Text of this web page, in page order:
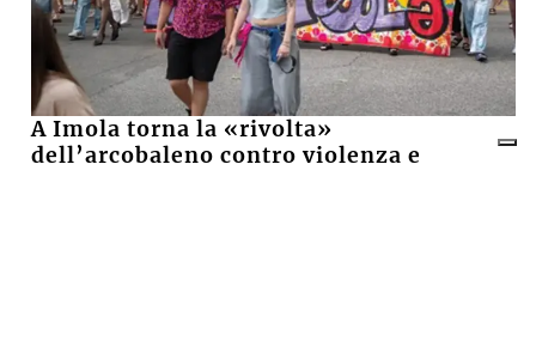
A Imola torna la «rivolta»
dell’arcobaleno contro violenza e